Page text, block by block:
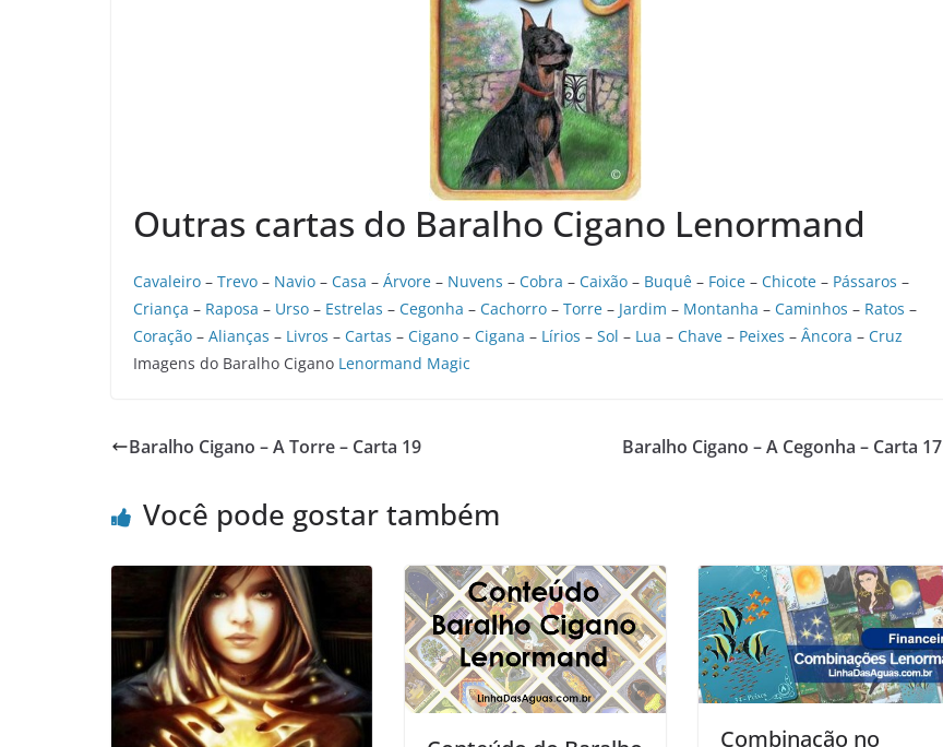
Outras cartas do Baralho Cigano Lenormand
Cavaleiro – Trevo – Navio – Casa – Árvore – Nuvens – Cobra – Caixão – Buquê – Foice – Chicote – Pássaros –
Criança – Raposa – Urso – Estrelas – Cegonha – Cachorro – Torre – Jardim – Montanha – Caminhos – Ratos –
Coração – Alianças – Livros – Cartas – Cigano – Cigana – Lírios – Sol – Lua – Chave – Peixes – Âncora – Cruz
Imagens do Baralho Cigano Lenormand Magic
Baralho Cigano – A Torre – Carta 19 Baralho Cigano – A Cegonha – Carta 17
Você pode gostar também
Combinação no